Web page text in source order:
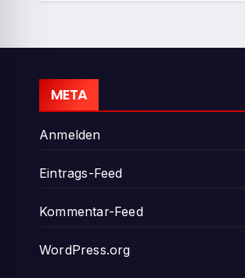
META
Anmelden
Eintrags-Feed
Kommentar-Feed
WordPress.org